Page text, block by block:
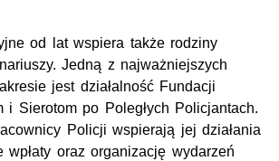
od lat wspiera także rodziny
Jedną z najważniejszych
jest działalność Fundacji
i Sierotom po Poległych Policjantach.
Policji wspierają jej działania
wpłaty oraz organizację wydarzeń